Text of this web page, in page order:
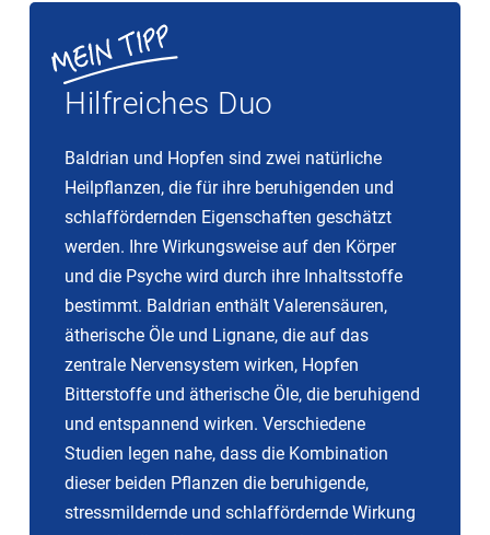
Hilfreiches Duo
Baldrian und Hopfen sind zwei natürliche
Heilpflanzen, die für ihre beruhigenden und
schlaffördernden Eigenschaften geschätzt
werden. Ihre Wirkungsweise auf den Körper
und die Psyche wird durch ihre Inhaltsstoffe
bestimmt. Baldrian enthält Valerensäuren,
ätherische Öle und Lignane, die auf das
zentrale Nervensystem wirken, Hopfen
Bitterstoffe und ätherische Öle, die beruhigend
und entspannend wirken. Verschiedene
Studien legen nahe, dass die Kombination
dieser beiden Pflanzen die beruhigende,
stressmildernde und schlaffördernde Wirkung